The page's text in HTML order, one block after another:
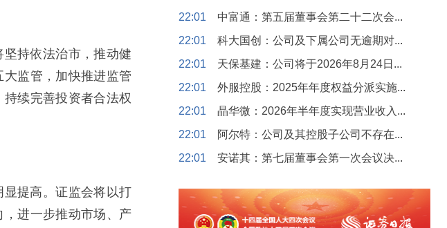
持依法治市，推动健
监管，加快推进监管
续完善投资者合法权
提高。证监会将以打
进一步推动市场、产
22:01
中富通：第五届董事会第二十二次会...
22:01
科大国创：公司及下属公司无逾期对...
22:01
天保基建：公司将于2026年8月24日...
22:01
外服控股：2025年年度权益分派实施...
22:01
晶华微：2026年半年度实现营业收入...
22:01
阿尔特：公司及其控股子公司不存在...
22:01
安诺其：第七届董事会第一次会议决...